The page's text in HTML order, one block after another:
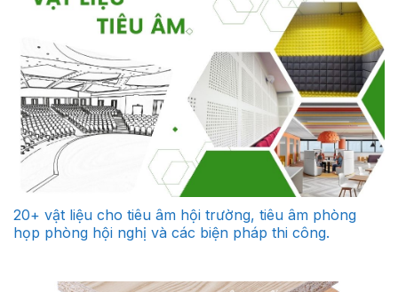
20+ vật liệu cho tiêu âm hội trường, tiêu âm phòng
họp phòng hội nghị và các biện pháp thi công.